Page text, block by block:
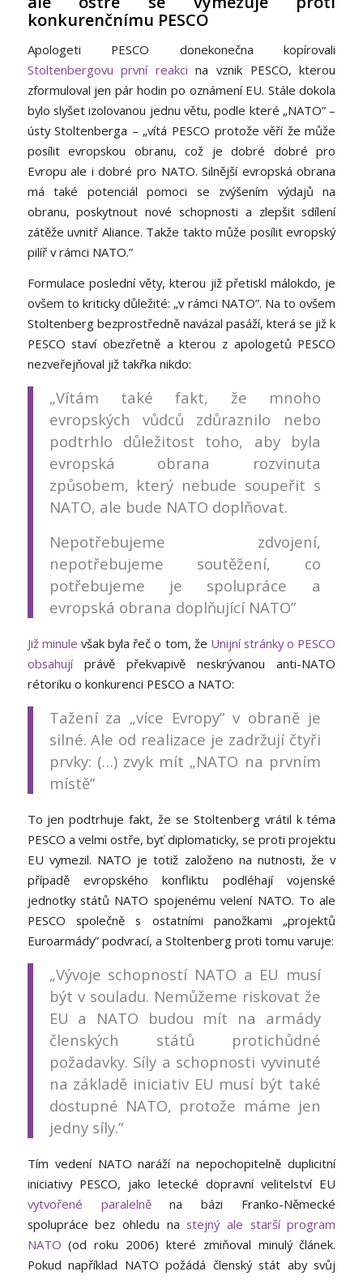
konkurenčnímu PESCO
Apologeti PESCO donekonečna kopírovali
Stoltenbergovu první reakci na vznik PESCO, kterou
zformuloval jen pár hodin po oznámení EU. Stále dokola
bylo slyšet izolovanou jednu větu, podle které „NATO” –
ústy Stoltenberga – „vítá PESCO protože věří že může
posílit evropskou obranu, což je dobré dobré pro
Evropu ale i dobré pro NATO. Silnější evropská obrana
má také potenciál pomoci se zvýšením výdajů na
obranu, poskytnout nové schopnosti a zlepšit sdílení
zátěže uvnitř Aliance. Takže takto může posílit evropský
pilíř v rámci NATO.”
Formulace poslední věty, kterou již přetiskl málokdo, je
ovšem to kriticky důležité: „v rámci NATO”. Na to ovšem
Stoltenberg bezprostředně navázal pasáží, která se již k
PESCO staví obezřetně a kterou z apologetů PESCO
nezveřejňoval již takřka nikdo:
„Vítám také fakt, že mnoho
evropských vůdců zdůraznilo nebo
podtrhlo důležitost toho, aby byla
evropská obrana rozvinuta
způsobem, který nebude soupeřit s
NATO, ale bude NATO doplňovat.
Nepotřebujeme zdvojení,
nepotřebujeme soutěžení, co
potřebujeme je spolupráce a
evropská obrana doplňující NATO”
Již minule však byla řeč o tom, že Unijní stránky o PESCO
obsahujíprávě překvapivě neskrývanou anti-NATO
rétoriku o konkurenci PESCO a NATO:
Tažení za „více Evropy” v obraně je
silné. Ale od realizace je zadržují čtyři
prvky: (…) zvyk mít „NATO na prvním
místě”
To jen podtrhuje fakt, že se Stoltenberg vrátil k téma
PESCO a velmi ostře, byť diplomaticky, se proti projektu
EU vymezil. NATO je totiž založeno na nutnosti, že v
případě evropského konfliktu podléhají vojenské
jednotky států NATO spojenému velení NATO. To ale
PESCO společně s ostatními panožkami „projektů
Euroarmády” podvrací, a Stoltenberg proti tomu varuje:
„Vývoje schopností NATO a EU musí
být v souladu. Nemůžeme riskovat že
EU a NATO budou mít na armády
členských států protichůdné
požadavky. Síly a schopnosti vyvinuté
na základě iniciativ EU musí být také
dostupné NATO, protože máme jen
jedny síly.”
Tím vedení NATO naráží na nepochopitelně duplicitní
iniciativy PESCO, jako letecké dopravní velitelství EU
vytvořené paralelněna bázi Franko-Německé
spolupráce bez ohledu nastejný ale starší program
NATO (od roku 2006) které zmiňoval minulý článek.
Pokud například NATO požádá členský stát aby svůj